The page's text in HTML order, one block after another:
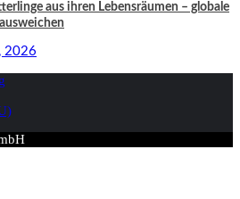
aus ihren Lebensräumen – globale
2026